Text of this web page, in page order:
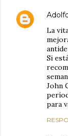
La
Si
John
para